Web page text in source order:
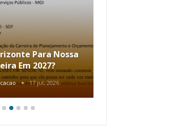
Para Nossa
Em 2027?
17 jul, 2026